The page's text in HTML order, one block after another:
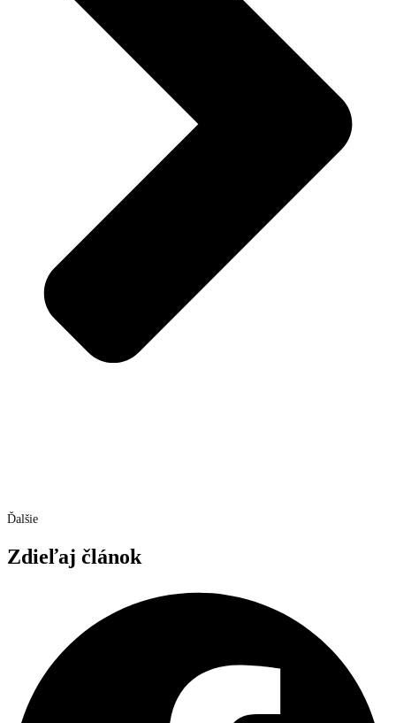
Ďalšie
Zdieľaj článok